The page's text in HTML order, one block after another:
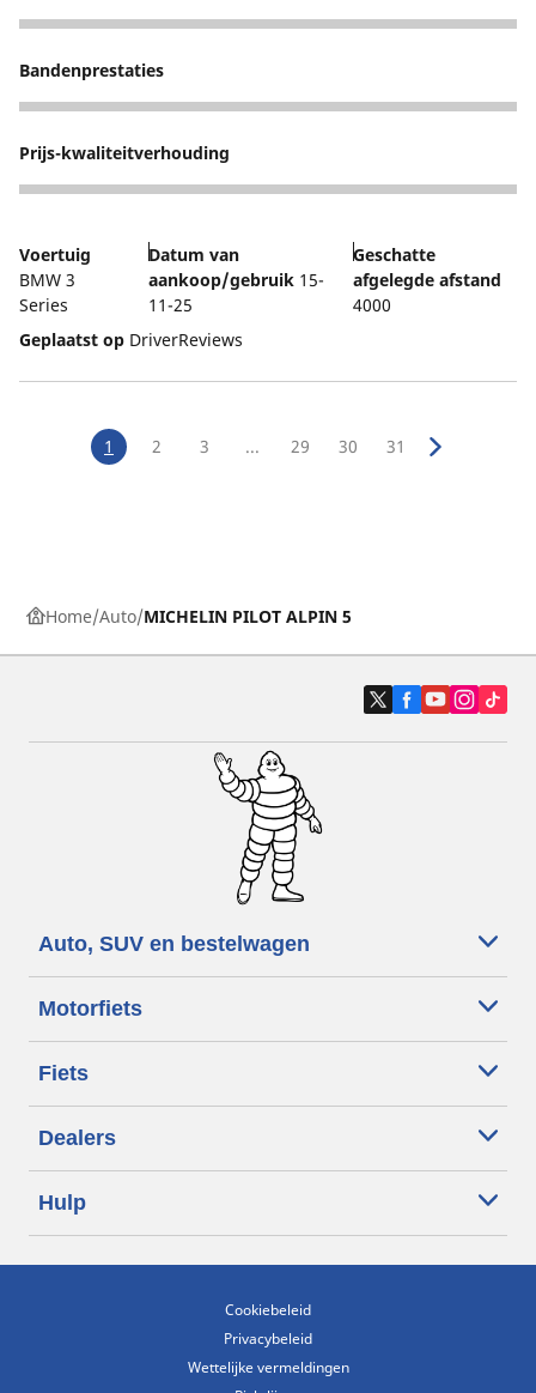
5
Bandenprestaties
5
Prijs-kwaliteitverhouding
4
Voertuig
BMW 3
Series
Datum van
aankoop/gebruik15-
11-25
Geschatte
afgelegde afstand
4000
Geplaatst op DriverReviews
1 2 3 ... 29 30 31
Home Auto MICHELIN PILOT ALPIN 5
Auto, SUV en bestelwagen
Motorfiets
Fiets
Dealers
Hulp
Cookiebeleid
Privacybeleid
Wettelijke vermeldingen